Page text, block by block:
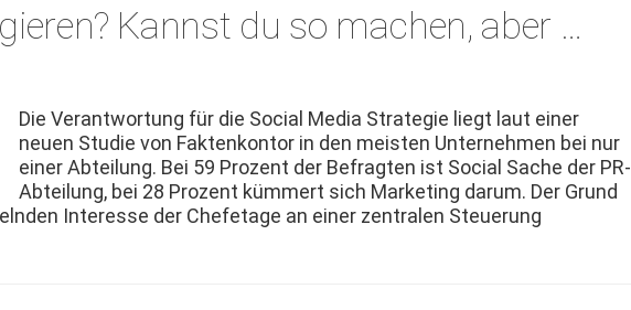
Kannst du so machen, aber …
Die Ver­ant­wor­tung für die Social Media Strate­gie liegt laut ein­er
neuen Studie von Fak­tenkon­tor in den meis­ten Unternehmen bei nur
ein­er Abteilung. Bei 59 Prozent der Befragten ist Social Sache der PR-
Abteilung, bei 28 Prozent küm­mert sich Mar­ket­ing darum. Der Grund
Inter­esse der Chefe­tage an ein­er zen­tralen Steuerung